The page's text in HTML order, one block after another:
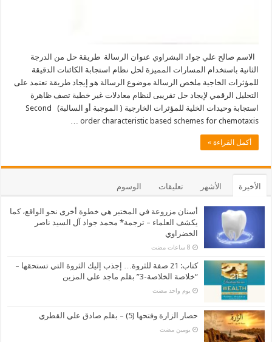
الاسم صالح علي جواد البشراوي عنوان الرسالة طريقة حل من الدرجة
الثانية باستخدام المسارات المميزة لحل نظام استجابة الكائنات الدقيقة
للمؤثرات الخاجية ملخص الرسالة موضوع الرسالة هو إيجاد طريقة تعتمد على
التحليل الرقمي لإيجاد حل تقريبى لنظام معادلات غير خطية تصف ظاهرة
استجابة وحيدات الخلية للمؤثرات الخارجية ( الموجبة أو السالبة) Second
order characteristic based schemes for chemotaxis …
أكمل القراءة »
الأخيرة الأشهر تعليقات الوسوم
أسنان مزروعة في المختبر هي خطوة أخرى نحو الواقع، كما
يكشف العلماء – ترجمة* محمد جواد آل السيد ناصر
الخضراوي
كتاب: 21 صفة للثروة… إجذب إليك الثروة التي تستحقها –
“خلاصة الخلاصة-3” بقلم ماجد علي المزين
‏يوم واحد مضت
حصار الزارة وفتحها (5) – بقلم صادق علي القطري
‏يومين مضت